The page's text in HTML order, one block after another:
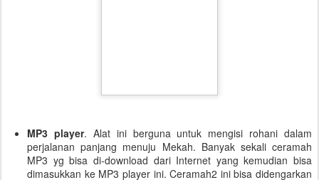
MP3 player. Alat ini berguna untuk mengisi rohani dalam
perjalanan panjang menuju Mekah. Banyak sekali ceramah
MP3 yg bisa di-download dari Internet yang kemudian bisa
dimasukkan ke MP3 player ini. Ceramah2 ini bisa didengarkan